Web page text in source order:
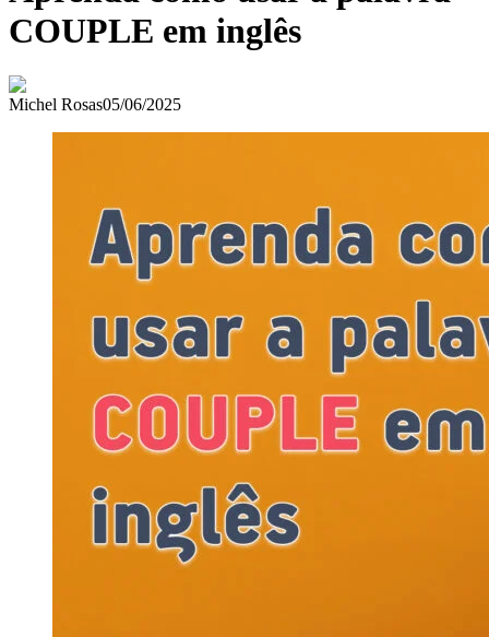
COUPLE em inglês
Michel Rosas05/06/2025